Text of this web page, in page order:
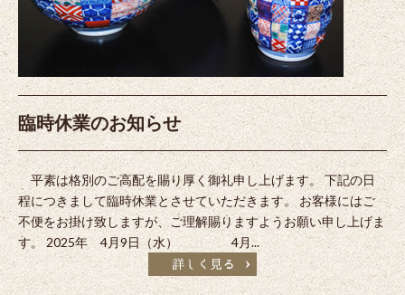
臨時休業のお知らせ
平素は格別のご高配を賜り厚く御礼申し上げます。 下記の日
程につきまして臨時休業とさせていただきます。 お客様にはご
不便をお掛け致しますが、ご理解賜りますようお願い申し上げま
す。 2025年 4月9日（水） 4月...